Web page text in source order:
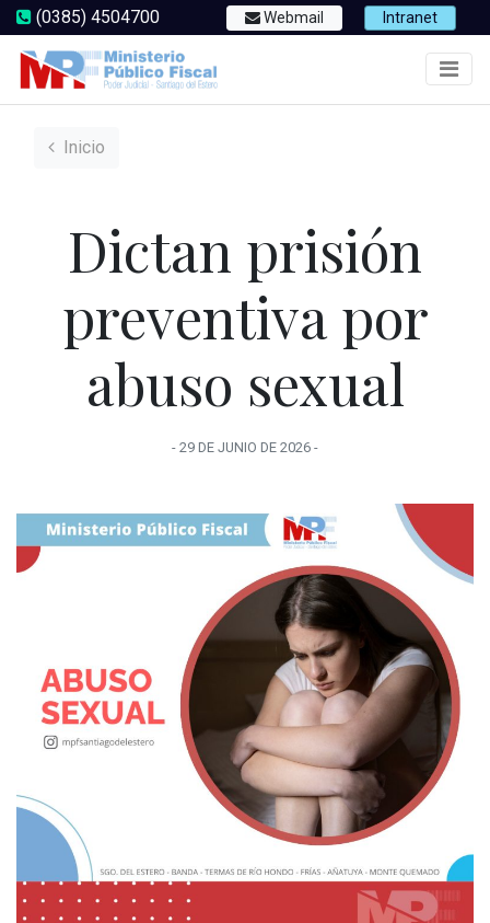
(0385) 4504700 Webmail Intranet
Inicio
Dictan prisión
preventiva por
abuso sexual
- 29 DE JUNIO DE 2026 -